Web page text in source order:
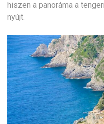
hiszen a panoráma a
nyújt.